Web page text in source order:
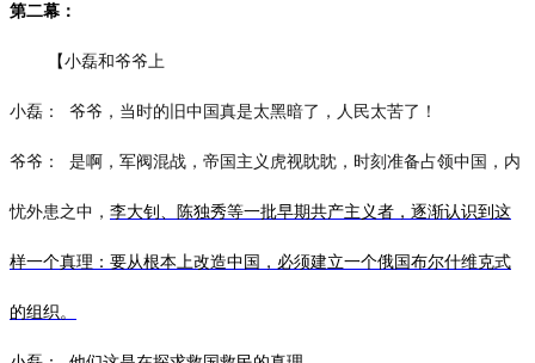
第二幕：
【小磊和爷爷上
小磊： 爷爷，当时的旧中国真是太黑暗了，人民太苦了！
爷爷： 是啊，军阀混战，帝国主义虎视眈眈，时刻准备占领中国，内
忧外患之中， 李大钊、陈独秀等一批早期共产主义者，逐渐认识到这
样一个真理：要从根本上改造中国，必须建立一个俄国布尔什维克式
的组织。